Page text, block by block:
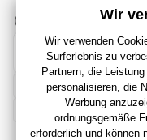
Deutsch
Instagram